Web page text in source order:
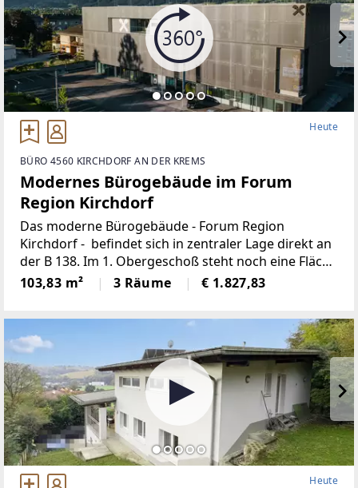
Heute
BÜRO 4560 KIRCHDORF AN DER KREMS
Modernes Bürogebäude im Forum
Region Kirchdorf
Das moderne Bürogebäude - Forum Region
Kirchdorf - befindet sich in zentraler Lage direkt an
der B 138. Im 1. Obergeschoß steht noch eine Fläche
mit rd. 103 m² zur Verfügung. Es stehen
Kundenparkplätze vor dem Gebäude
103,83 m² 3 Räume € 1.827,83
Heute